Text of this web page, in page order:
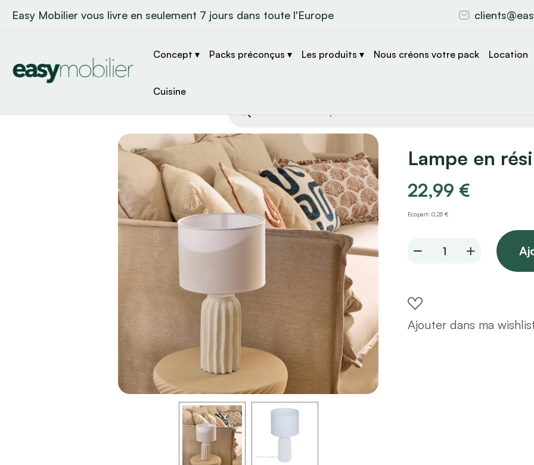
Easy Mobilier vous livre en seulement 7 jours dans toute l'Europe
Concept ▾ Packs préconçus ▾ Les produits ▾ Nous créons votre pack Location
Cuisine
de
Lampe en
22,99 €
Ecopart: 0,25 €
Lampe
beige
H37
quantity
Ajouter dans ma